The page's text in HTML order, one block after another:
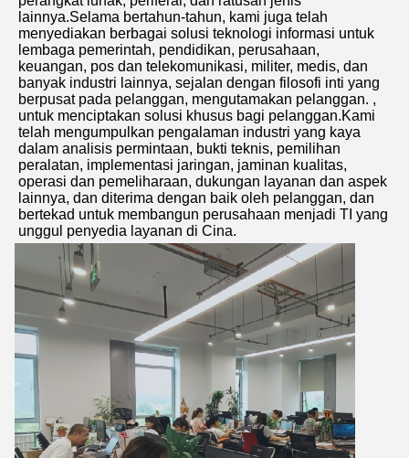
lainnya.Selama bertahun-tahun, kami juga telah
menyediakan berbagai solusi teknologi informasi untuk
lembaga pemerintah, pendidikan, perusahaan,
keuangan, pos dan telekomunikasi, militer, medis, dan
banyak industri lainnya, sejalan dengan filosofi inti yang
berpusat pada pelanggan, mengutamakan pelanggan. ,
untuk menciptakan solusi khusus bagi pelanggan.Kami
telah mengumpulkan pengalaman industri yang kaya
dalam analisis permintaan, bukti teknis, pemilihan
peralatan, implementasi jaringan, jaminan kualitas,
operasi dan pemeliharaan, dukungan layanan dan aspek
lainnya, dan diterima dengan baik oleh pelanggan, dan
bertekad untuk membangun perusahaan menjadi TI yang
unggul penyedia layanan di Cina.